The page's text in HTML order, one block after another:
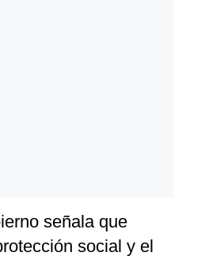
señala que
social y el